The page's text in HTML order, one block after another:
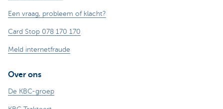
Een vraag, probleem of klacht?
Card Stop 078 170 170
Meld internetfraude
Over ons
De KBC-groep